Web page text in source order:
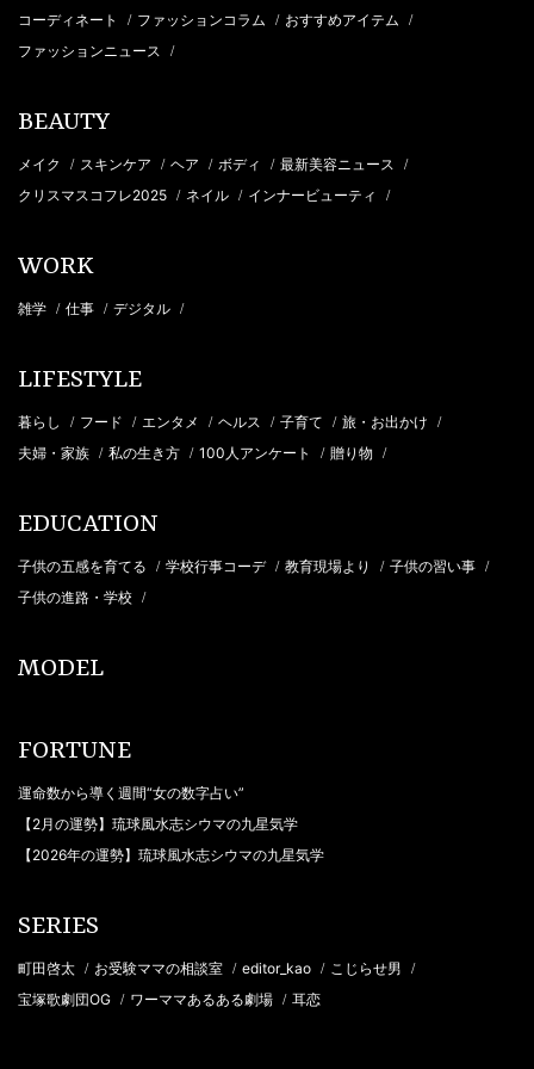
コーディネート / ファッションコラム / おすすめアイテム /
ファッションニュース /
BEAUTY
メイク / スキンケア / ヘア / ボディ / 最新美容ニュース /
クリスマスコフレ2025 / ネイル / インナービューティ /
WORK
雑学 / 仕事 / デジタル /
LIFESTYLE
暮らし / フード / エンタメ / ヘルス / 子育て / 旅・お出かけ /
夫婦・家族 / 私の生き方 / 100人アンケート / 贈り物 /
EDUCATION
子供の五感を育てる / 学校行事コーデ / 教育現場より / 子供の習い事 /
子供の進路・学校 /
MODEL
FORTUNE
運命数から導く週間“女の数字占い”
【2月の運勢】琉球風水志シウマの九星気学
【2026年の運勢】琉球風水志シウマの九星気学
SERIES
町田啓太 / お受験ママの相談室 / editor_kao / こじらせ男 /
宝塚歌劇団OG / ワーママあるある劇場 / 耳恋